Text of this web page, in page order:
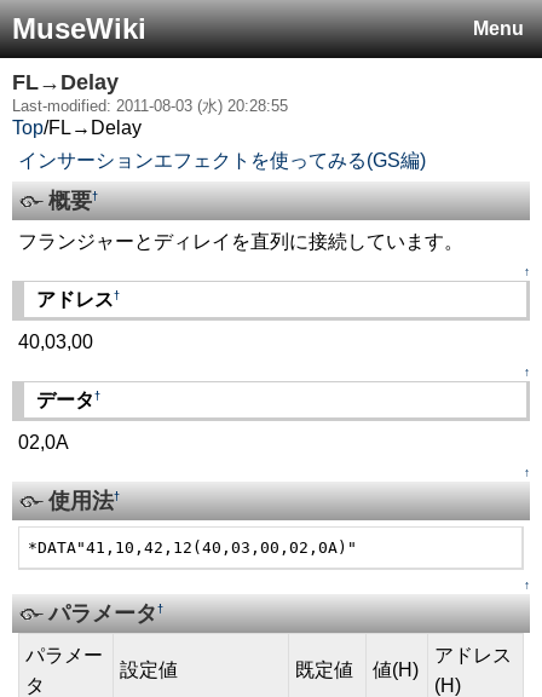
Menu
MuseWiki
FL→Delay
Last-modified: 2011-08-03 (水) 20:28:55
Top/FL→Delay
インサーションエフェクトを使ってみる(GS編)
概要†
フランジャーとディレイを直列に接続しています。
↑
アドレス†
40,03,00
↑
データ †
02,0A
↑
使用法†
*DATA"41,10,42,12(40,03,00,02,0A)"
↑
パラメータ†
パラメー
タ
設定値 既定値 値(H)
アドレス
(H)